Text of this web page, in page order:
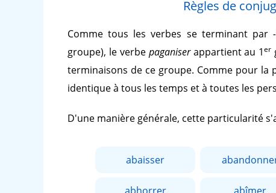
Règles de
Comme tous les verbes se terminant par
groupe), le verbe paganiserappartient au 1er
terminaisons de ce groupe. Comme pour la
identique à tous les temps et à toutes les
D'une manière générale, cette particularité
abaisser